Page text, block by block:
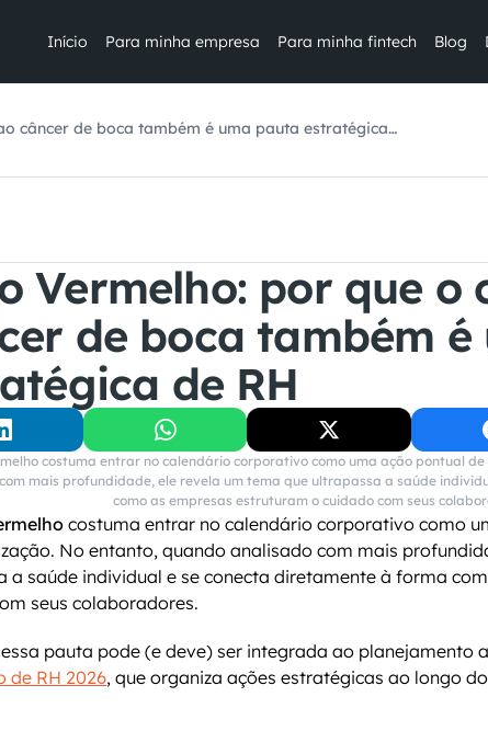
Início Para minha empresa Para minha fintech Blog
câncer de boca também é uma pauta estratégica
Vermelho: por que o
de boca também
de RH
costuma entrar no calendário corporativo como uma ação pontual
mais profundidade, ele revela um tema que ultrapassa a saúde
como as empresas estruturam o cuidado com seus
costuma entrar no calendário corporativo como
No entanto, quando analisado com mais
a saúde individual e se conecta diretamente à forma
seus colaboradores.
de RH 2026, que organiza ações estratégicas ao longo